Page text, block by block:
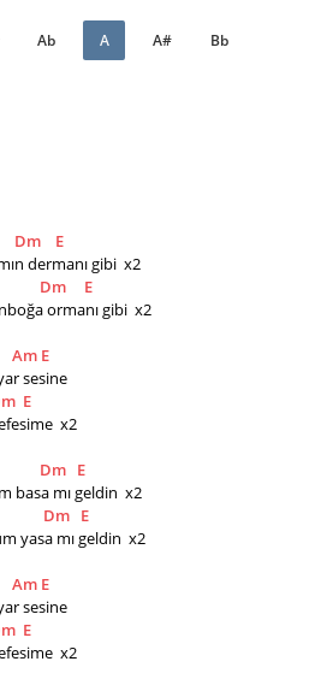
Ab A A# Bb
Dm
E
dermanı gibi  x2
Dm
E
ormanı gibi  x2
Am E
yar sesine
E
x2
Dm E
basa mı geldin  x2
Dm E
yasa mı geldin  x2
Am E
yar sesine
E
x2